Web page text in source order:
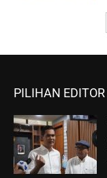
PILIHAN EDITOR